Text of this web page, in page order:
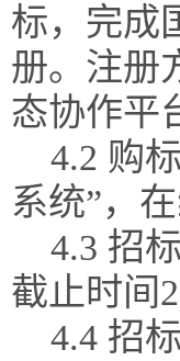
标，完成
册。注册
态协作平
4.2 购
系统”，
4.3 招
截止时间
4.4 招